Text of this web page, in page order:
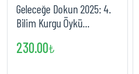
Geleceğe Dokun 2025: 4.
Bilim Kurgu Öykü
230.00₺